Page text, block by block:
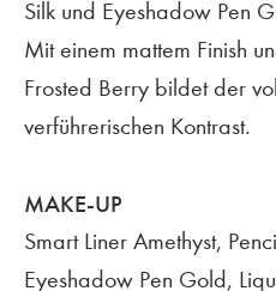
Silk und Eyeshadow Pen
Mit einem mattem Finish
Frosted Berry bildet der
verführerischen Kontrast.
MAKE-UP
Smart Liner Amethyst,
Eyeshadow Pen Gold,